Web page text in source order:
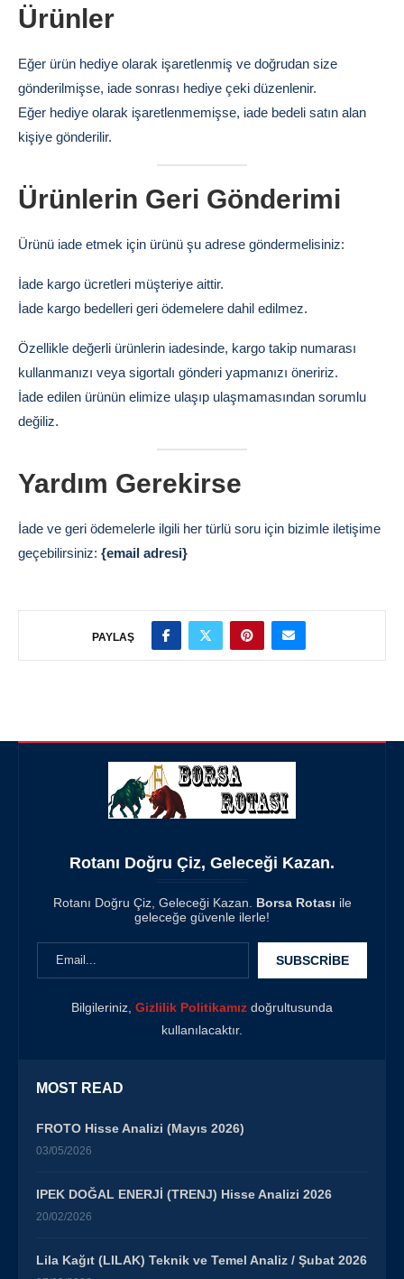
Ürünler
Eğer ürün hediye olarak işaretlenmiş ve doğrudan size
gönderilmişse, iade sonrası hediye çeki düzenlenir.
Eğer hediye olarak işaretlenmemişse, iade bedeli satın alan
kişiye gönderilir.
Ürünlerin Geri Gönderimi
Ürünü iade etmek için ürünü şu adrese göndermelisiniz:
İade kargo ücretleri müşteriye aittir.
İade kargo bedelleri geri ödemelere dahil edilmez.
Özellikle değerli ürünlerin iadesinde, kargo takip numarası
kullanmanızı veya sigortalı gönderi yapmanızı öneririz.
İade edilen ürünün elimize ulaşıp ulaşmamasından sorumlu
değiliz.
Yardım Gerekirse
İade ve geri ödemelerle ilgili her türlü soru için bizimle iletişime
geçebilirsiniz: {email adresi}
PAYLAŞ
Rotanı Doğru Çiz, Geleceği Kazan.
Rotanı Doğru Çiz, Geleceği Kazan. Borsa Rotası ile
geleceğe güvenle ilerle!
Bilgileriniz, Gizlilik Politikamız doğrultusunda
kullanılacaktır.
MOST READ
FROTO Hisse Analizi (Mayıs 2026)
03/05/2026
IPEK DOĞAL ENERJİ (TRENJ) Hisse Analizi 2026
20/02/2026
Lila Kağıt (LILAK) Teknik ve Temel Analiz / Şubat 2026